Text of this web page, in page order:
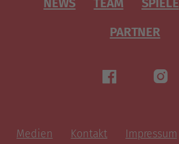
NEWS TEAM SPIELE
PARTNER
Medien Kontakt Impressum